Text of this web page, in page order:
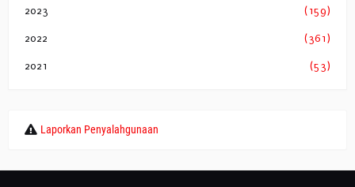
2023 (159)
2022 (361)
2021 (53)
Laporkan Penyalahgunaan